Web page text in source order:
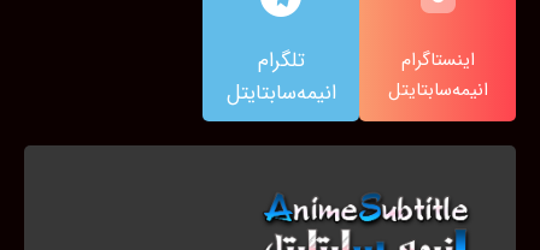
اینستاگرام
انیمه‌سابتایتل
تلگرام
انیمه‌سابتایتل